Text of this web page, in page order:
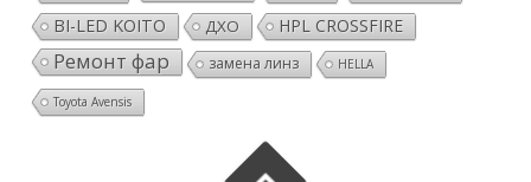
BI-LED KOITO ДХО HPL CROSSFIRE
Ремонт фар замена линз HELLA
Toyota Avensis